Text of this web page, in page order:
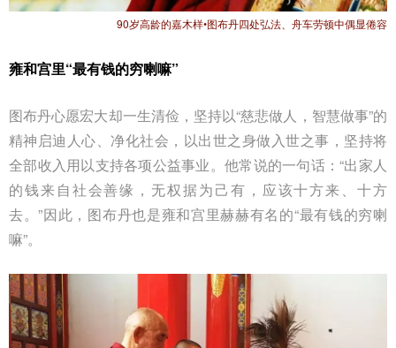
90岁高龄的嘉木样•图布丹四处弘法、舟车劳顿中偶显倦容
雍和宫里“最有钱的穷喇嘛”
图布丹心愿宏大却一生清俭，坚持以“慈悲做人，智慧做事”的
精神启迪人心、净化社会，以出世之身做入世之事，坚持将
全部收入用以支持各项公益事业。他常说的一句话：“出家人
的钱来自社会善缘，无权据为己有，应该十方来、十方
去。”因此，图布丹也是雍和宫里赫赫有名的“最有钱的穷喇
嘛”。